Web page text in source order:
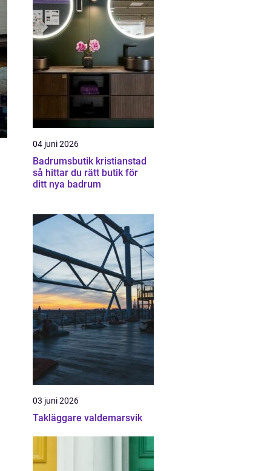
04 juni 2026
Badrumsbutik kristianstad
så hittar du rätt butik för
ditt nya badrum
03 juni 2026
Takläggare valdemarsvik